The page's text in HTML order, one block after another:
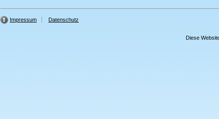
Impressum Datenschutz
Diese